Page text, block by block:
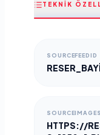
TEKNİK
SOURCEFEEDID
SOURCEIMAGES
HTTPS://